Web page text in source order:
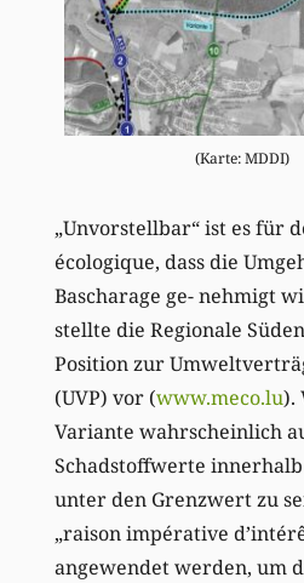
(Karte: MDDI)
„Unvorstellbar“ ist es für
écologique, dass die
Bascharage ge- nehmigt
stellte die Regionale
Position zur
(UVP) vor (www.meco.lu).
Variante wahrscheinlich
Schadstoffwerte
unter den Grenzwert zu
„raison impérative
angewendet werden, um